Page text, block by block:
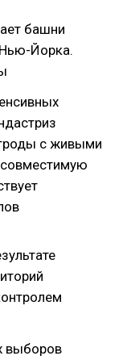
башни
Нью-Йорка.
с живыми
выборов